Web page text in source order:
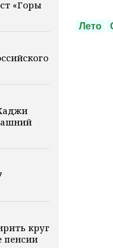
«Горы
круг
пенсии
Лето